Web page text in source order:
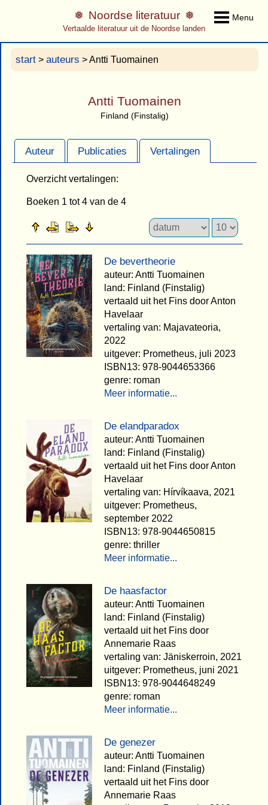
Menu
Noordse literatuur
Vertaalde literatuur uit de Noordse landen
start > auteurs > Antti Tuomainen
Antti Tuomainen
Finland (Finstalig)
Auteur Publicaties Vertalingen
Overzicht vertalingen:
Boeken 1 tot 4 van de 4
De bevertheorie
auteur: Antti Tuomainen
land: Finland (Finstalig)
vertaald uit het Fins door Anton
Havelaar
vertaling van: Majavateoria,
2022
uitgever: Prometheus, juli 2023
ISBN13: 978-9044653366
genre: roman
Meer informatie...
De elandparadox
auteur: Antti Tuomainen
land: Finland (Finstalig)
vertaald uit het Fins door Anton
Havelaar
vertaling van: Hírvíkaava, 2021
uitgever: Prometheus,
september 2022
ISBN13: 978-9044650815
genre: thriller
Meer informatie...
De haasfactor
auteur: Antti Tuomainen
land: Finland (Finstalig)
vertaald uit het Fins door
Annemarie Raas
vertaling van: Jäniskerroin, 2021
uitgever: Prometheus, juni 2021
ISBN13: 978-9044648249
genre: roman
Meer informatie...
De genezer
auteur: Antti Tuomainen
land: Finland (Finstalig)
vertaald uit het Fins door
Annemarie Raas